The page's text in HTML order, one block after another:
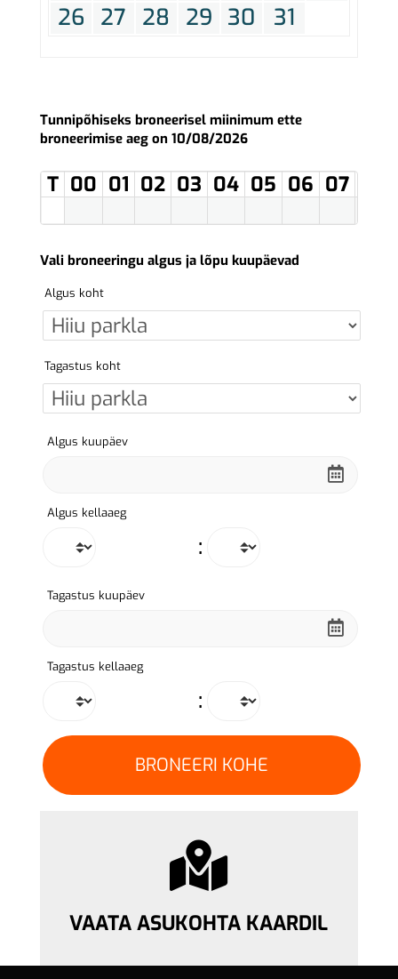
26
27 28 29 30 31
Tunnipõhiseks broneerisel miinimum ette
broneerimise aeg on 10/08/2026
T 00 01 02 03 04 05 06 07
Vali broneeringu algus ja lõpu kuupäevad
Algus koht
Tagastus koht
Algus kuupäev
Algus kellaaeg
:
Tagastus kuupäev
Tagastus kellaaeg
:
VAATA ASUKOHTA KAARDIL